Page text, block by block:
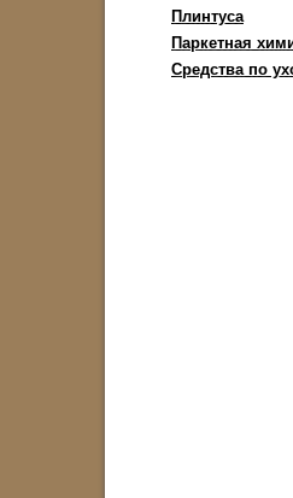
Плинтуса
Паркетная
Средства по